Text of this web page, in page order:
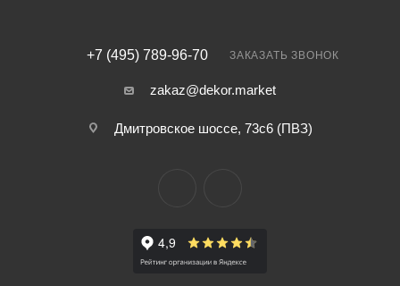
+7 (495) 789-96-70 ЗАКАЗАТЬ ЗВОНОК
zakaz@dekor.market
Дмитровское шоссе, 73с6 (ПВЗ)